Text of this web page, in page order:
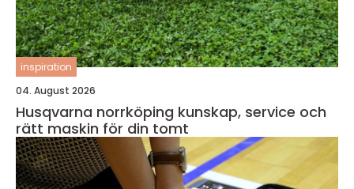
inspiration
04. August 2026
Husqvarna norrköping kunskap, service och
rätt maskin för din tomt